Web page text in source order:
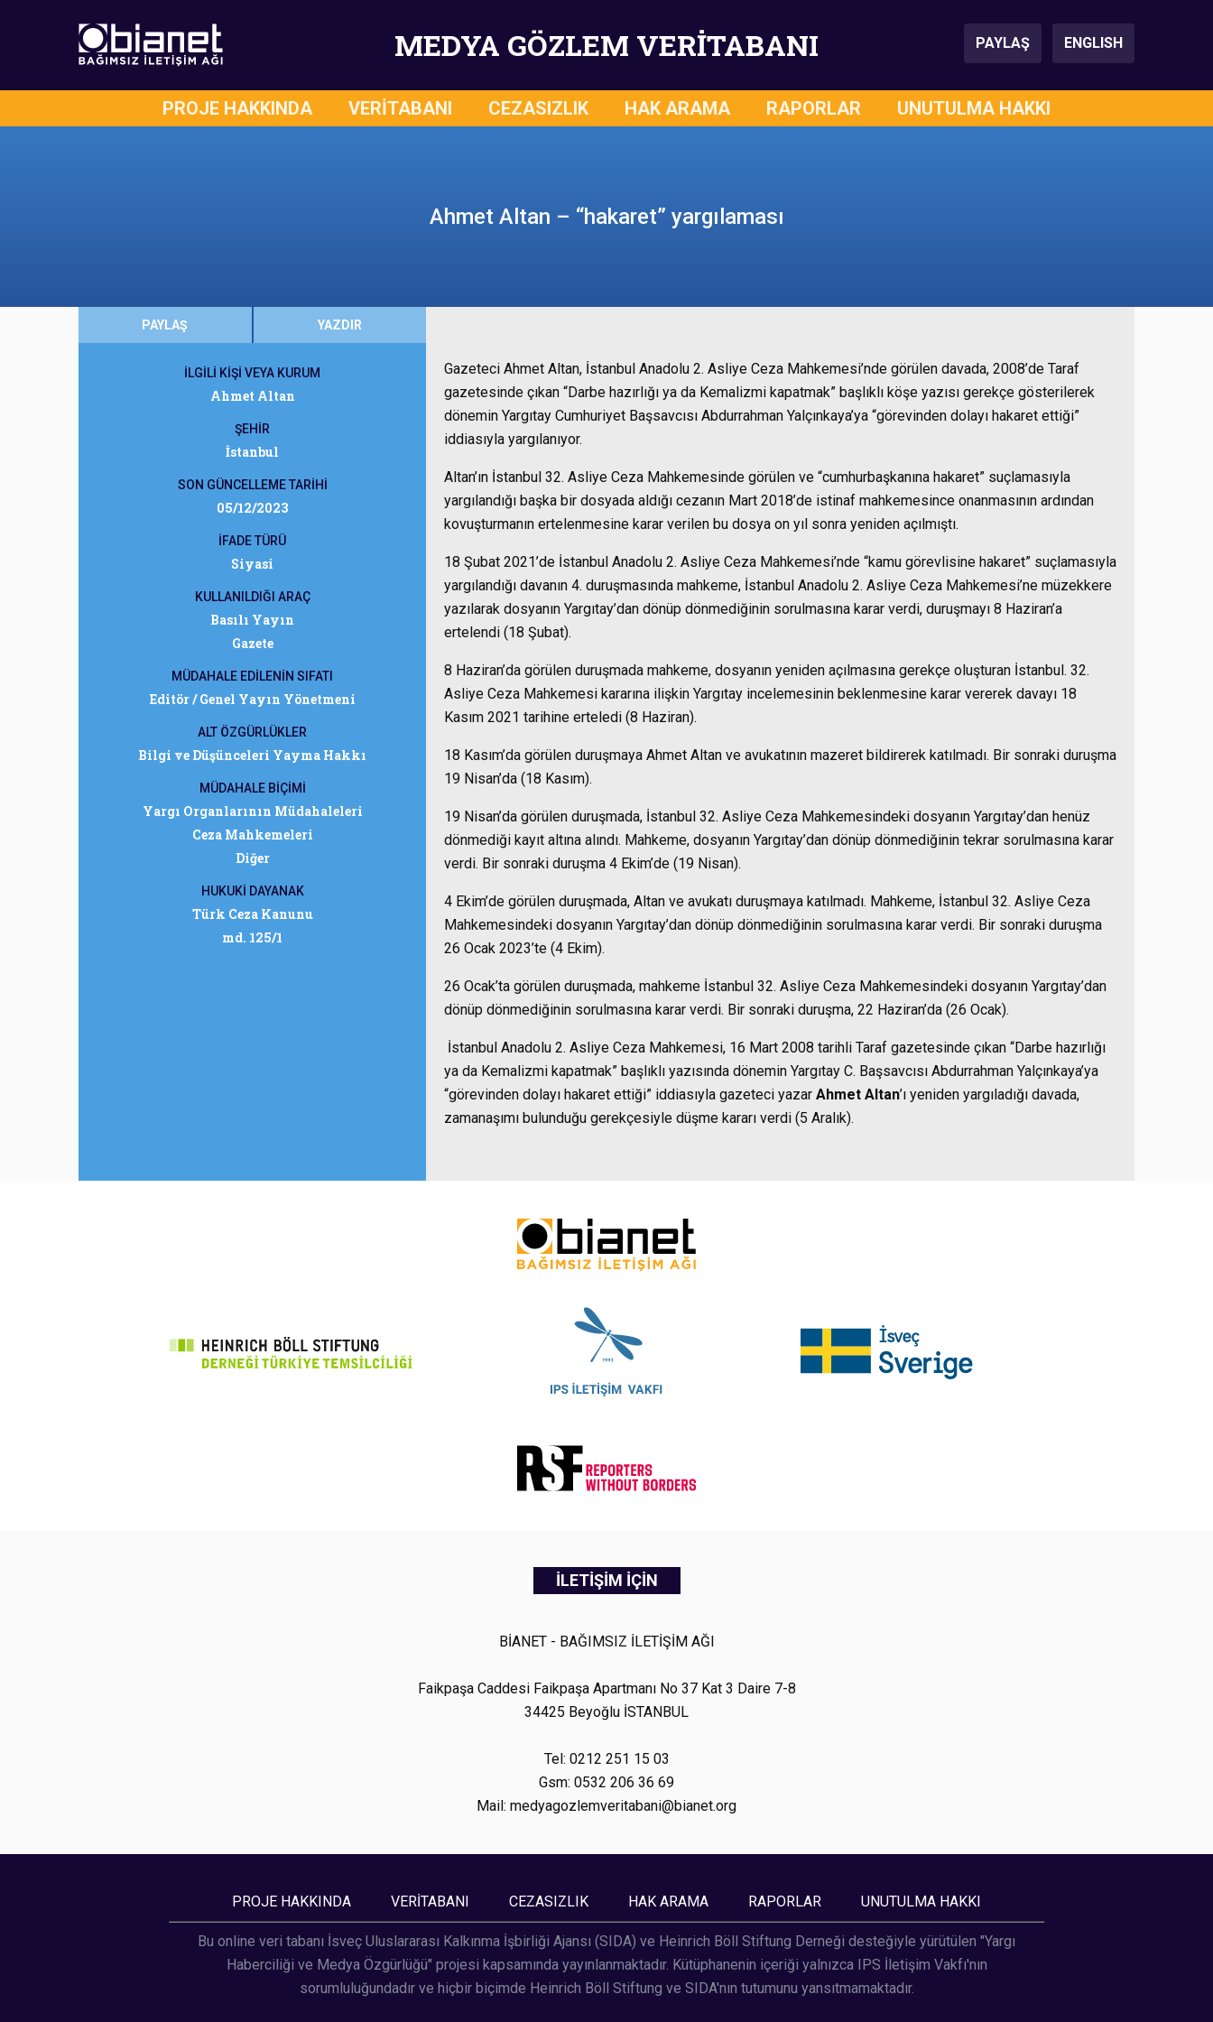
MEDYA GÖZLEM VERİTABANI PAYLAŞ ENGLISH
PROJE HAKKINDA VERİTABANI CEZASIZLIK HAK ARAMA RAPORLAR UNUTULMA HAKKI
Ahmet Altan – “hakaret” yargılaması
PAYLAŞ YAZDIR
İLGİLİ KİŞİ VEYA KURUM
Ahmet Altan
ŞEHİR
İstanbul
SON GÜNCELLEME TARİHİ
05/12/2023
İFADE TÜRÜ
Siyasi
KULLANILDIĞI ARAÇ
Basılı Yayın
Gazete
MÜDAHALE EDİLENİN SIFATI
Editör / Genel Yayın Yönetmeni
ALT ÖZGÜRLÜKLER
Bilgi ve Düşünceleri Yayma Hakkı
MÜDAHALE BİÇİMİ
Yargı Organlarının Müdahaleleri
Ceza Mahkemeleri
Diğer
HUKUKİ DAYANAK
Türk Ceza Kanunu
md. 125/1
Gazeteci Ahmet Altan, İstanbul Anadolu 2. Asliye Ceza Mahkemesi’nde görülen davada, 2008’de Taraf
gazetesinde çıkan “Darbe hazırlığı ya da Kemalizmi kapatmak” başlıklı köşe yazısı gerekçe gösterilerek
dönemin Yargıtay Cumhuriyet Başsavcısı Abdurrahman Yalçınkaya’ya “görevinden dolayı hakaret ettiği”
iddiasıyla yargılanıyor.
Altan’ın İstanbul 32. Asliye Ceza Mahkemesinde görülen ve “cumhurbaşkanına hakaret” suçlamasıyla
yargılandığı başka bir dosyada aldığı cezanın Mart 2018’de istinaf mahkemesince onanmasının ardından
kovuşturmanın ertelenmesine karar verilen bu dosya on yıl sonra yeniden açılmıştı.
18 Şubat 2021’de İstanbul Anadolu 2. Asliye Ceza Mahkemesi’nde “kamu görevlisine hakaret” suçlamasıyla
yargılandığı davanın 4. duruşmasında mahkeme, İstanbul Anadolu 2. Asliye Ceza Mahkemesi’ne müzekkere
yazılarak dosyanın Yargıtay’dan dönüp dönmediğinin sorulmasına karar verdi, duruşmayı 8 Haziran’a
ertelendi (18 Şubat).
8 Haziran’da görülen duruşmada mahkeme, dosyanın yeniden açılmasına gerekçe oluşturan İstanbul. 32.
Asliye Ceza Mahkemesi kararına ilişkin Yargıtay incelemesinin beklenmesine karar vererek davayı 18
Kasım 2021 tarihine erteledi (8 Haziran).
18 Kasım’da görülen duruşmaya Ahmet Altan ve avukatının mazeret bildirerek katılmadı. Bir sonraki duruşma
19 Nisan’da (18 Kasım).
19 Nisan’da görülen duruşmada, İstanbul 32. Asliye Ceza Mahkemesindeki dosyanın Yargıtay’dan henüz
dönmediği kayıt altına alındı. Mahkeme, dosyanın Yargıtay’dan dönüp dönmediğinin tekrar sorulmasına karar
verdi. Bir sonraki duruşma 4 Ekim’de (19 Nisan).
4 Ekim’de görülen duruşmada, Altan ve avukatı duruşmaya katılmadı. Mahkeme, İstanbul 32. Asliye Ceza
Mahkemesindeki dosyanın Yargıtay’dan dönüp dönmediğinin sorulmasına karar verdi. Bir sonraki duruşma
26 Ocak 2023’te (4 Ekim).
26 Ocak’ta görülen duruşmada, mahkeme İstanbul 32. Asliye Ceza Mahkemesindeki dosyanın Yargıtay’dan
dönüp dönmediğinin sorulmasına karar verdi. Bir sonraki duruşma, 22 Haziran’da (26 Ocak).
İstanbul Anadolu 2. Asliye Ceza Mahkemesi, 16 Mart 2008 tarihli Taraf gazetesinde çıkan “Darbe hazırlığı
ya da Kemalizmi kapatmak” başlıklı yazısında dönemin Yargıtay C. Başsavcısı Abdurrahman Yalçınkaya’ya
“görevinden dolayı hakaret ettiği” iddiasıyla gazeteci yazar Ahmet Altan’ı yeniden yargıladığı davada,
zamanaşımı bulunduğu gerekçesiyle düşme kararı verdi (5 Aralık).
İLETİŞİM İÇİN
BİANET - BAĞIMSIZ İLETİŞİM AĞI
Faikpaşa Caddesi Faikpaşa Apartmanı No 37 Kat 3 Daire 7-8
34425 Beyoğlu İSTANBUL
Tel: 0212 251 15 03
Gsm: 0532 206 36 69
Mail: medyagozlemveritabani@bianet.org
PROJE HAKKINDA VERİTABANI CEZASIZLIK HAK ARAMA RAPORLAR UNUTULMA HAKKI
Bu online veri tabanı İsveç Uluslararası Kalkınma İşbirliği Ajansı (SIDA) ve Heinrich Böll Stiftung Derneği desteğiyle yürütülen "Yargı
Haberciliği ve Medya Özgürlüğü" projesi kapsamında yayınlanmaktadır. Kütüphanenin içeriği yalnızca IPS İletişim Vakfı'nın
sorumluluğundadır ve hiçbir biçimde Heinrich Böll Stiftung ve SIDA'nın tutumunu yansıtmamaktadır.